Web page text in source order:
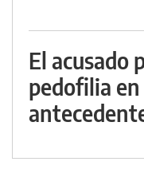
El acusado
pedofilia